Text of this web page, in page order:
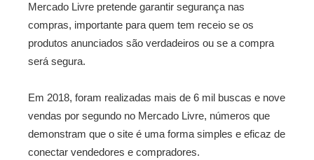
Mercado Livre pretende garantir segurança nas
compras, importante para quem tem receio se os
produtos anunciados são verdadeiros ou se a compra
será segura.
Em 2018, foram realizadas mais de 6 mil buscas e nove
vendas por segundo no Mercado Livre, números que
demonstram que o site é uma forma simples e eficaz de
conectar vendedores e compradores.